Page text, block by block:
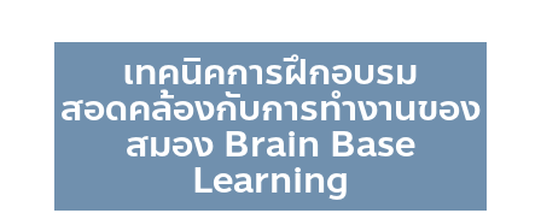
เทคนิคการฝึกอบรม
สอดคล้องกับการทำงานของ
สมอง Brain Base
Learning